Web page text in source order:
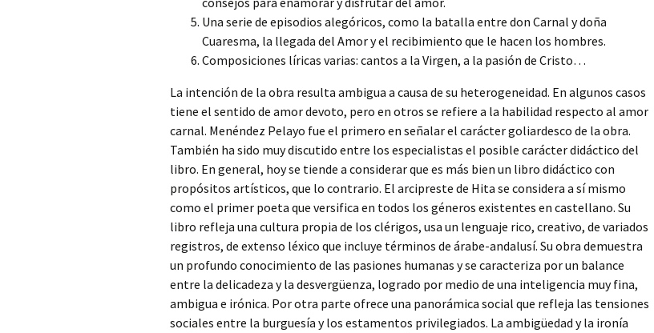
Una serie de episodios alegóricos, como la batalla entre don Carnal y doña
Cuaresma, la llegada del Amor y el recibimiento que le hacen los hombres.
Composiciones líricas varias: cantos a la Virgen, a la pasión de Cristo…
La intención de la obra resulta ambigua a causa de su heterogeneidad. En algunos casos
tiene el sentido de amor devoto, pero en otros se refiere a la habilidad respecto al amor
carnal. Menéndez Pelayo fue el primero en señalar el carácter goliardesco de la obra.
También ha sido muy discutido entre los especialistas el posible carácter didáctico del
libro. En general, hoy se tiende a considerar que es más bien un libro didáctico con
propósitos artísticos, que lo contrario. El arcipreste de Hita se considera a sí mismo
como el primer poeta que versifica en todos los géneros existentes en castellano. Su
libro refleja una cultura propia de los clérigos, usa un lenguaje rico, creativo, de variados
registros, de extenso léxico que incluye términos de árabe-andalusí. Su obra demuestra
un profundo conocimiento de las pasiones humanas y se caracteriza por un balance
entre la delicadeza y la desvergüenza, logrado por medio de una inteligencia muy fina,
ambigua e irónica. Por otra parte ofrece una panorámica social que refleja las tensiones
sociales entre la burguesía y los estamentos privilegiados. La ambigüedad y la ironía